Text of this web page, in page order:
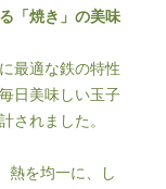
「焼き」の美味
最適な鉄の特性
日美味しい玉子
されました。
熱を均一に、し